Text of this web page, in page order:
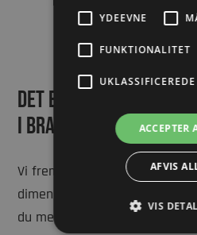
Det bedste
i branchen
Vi fremstiller vakuumværktøj i
dimensioner, så de passer til
du med sikkerhed få
YDEEVNE
FUNKTIONALITET
UKLASSIFICEREDE
ACCEPTER
AFVIS
VIS